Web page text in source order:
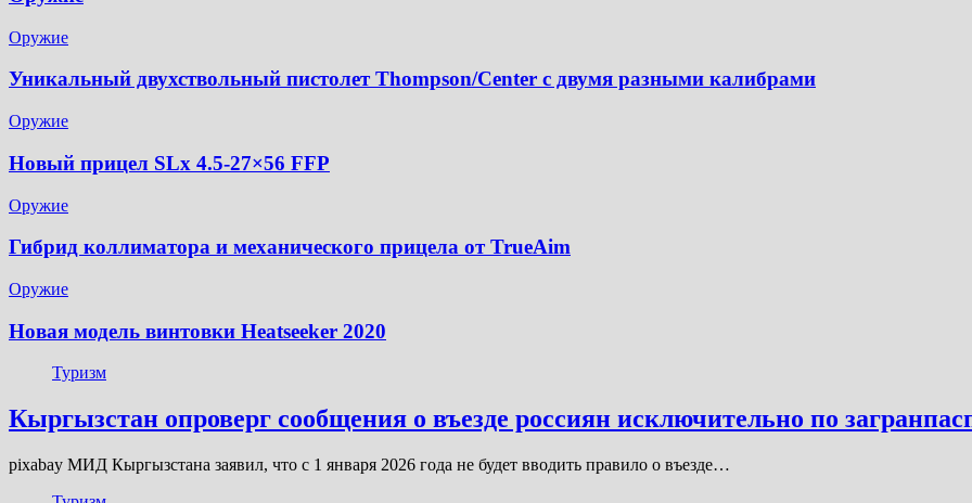
Оружие
Уникальный двухствольный пистолет Thompson/Center с двумя разными калибрами
Оружие
Новый прицел SLx 4.5-27×56 FFP
Оружие
Гибрид коллиматора и механического прицела от TrueAim
Оружие
Новая модель винтовки Heatseeker 2020
Туризм
Кыргызстан опроверг сообщения о въезде россиян исключительно по
pixabay МИД Кыргызстана заявил, что с 1 января 2026 года не будет вводить правило о въезде…